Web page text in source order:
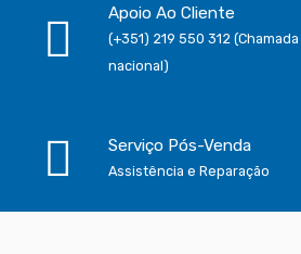
Apoio Ao Cliente
(+351) 219 550 312
nacional)
Serviço Pós-Venda
Assistência e Reparação